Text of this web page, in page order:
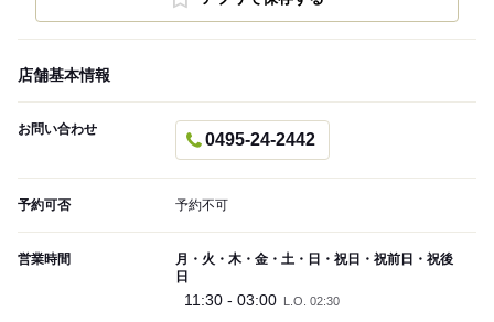
店舗基本情報
お問い合わせ
0495-24-2442
予約可否 予約不可
営業時間
月・火・木・金・土・日・祝日・祝前日・祝後
日
11:30 - 03:00 L.O. 02:30